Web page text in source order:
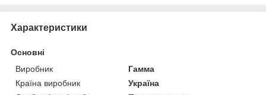
Характеристики
Основні
Виробник
Гамма
Країна виробник
Україна